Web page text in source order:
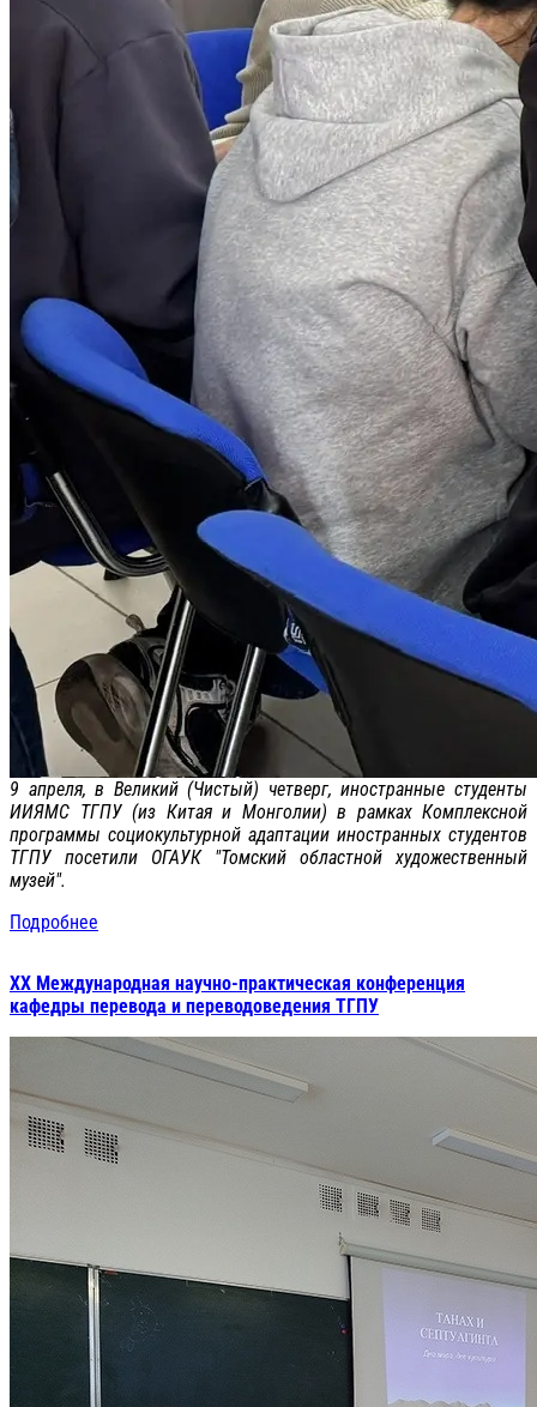
9 апреля, в Великий (Чистый) четверг, иностранные студенты
ИИЯМС ТГПУ (из Китая и Монголии) в рамках Комплексной
программы социокультурной адаптации иностранных студентов
ТГПУ посетили ОГАУК "Томский областной художественный
музей".
Подробнее
XX Международная научно-практическая конференция
кафедры перевода и переводоведения ТГПУ